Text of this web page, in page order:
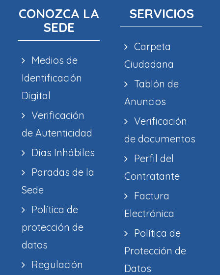
CONOZCA LA
SEDE
Medios de
Identificación
Digital
Verificación
de Autenticidad
Días Inhábiles
Paradas de la
Sede
Política de
protección de
datos
Regulación
SERVICIOS
Carpeta
Ciudadana
Tablón de
Anuncios
Verificación
de documentos
Perfil del
Contratante
Factura
Electrónica
Política de
Protección de
Datos